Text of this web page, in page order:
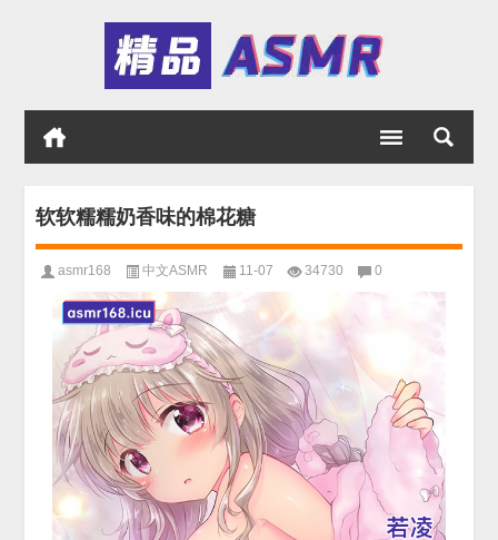
软软糯糯奶香味的棉花糖
asmr168 中文ASMR 11-07 34730 0